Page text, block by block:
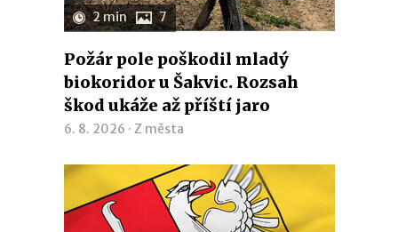
2 min 7
Požár pole poškodil mladý
biokoridor u Šakvic. Rozsah
škod ukáže až příští jaro
6. 8. 2026 · Z města